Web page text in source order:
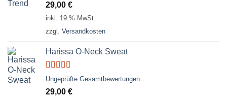
von 5
29,00 €
inkl. 19 % MwSt.
zzgl. Versandkosten
Harissa O-Neck Sweat
Bewertet
mit 4.00
von 5
Ungeprüfte Gesamtbewertungen
29,00 €